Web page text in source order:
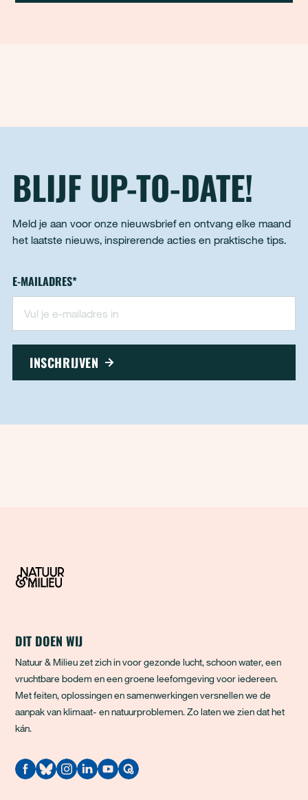
BLIJF UP-TO-DATE!
Meld je aan voor onze nieuwsbrief en ontvang elke maand
het laatste nieuws, inspirerende acties en praktische tips.
Nieuwsbrief - footer
" geeft vereiste velden aan
E-MAILADRES*
INSCHRIJVEN
DIT DOEN WIJ
Natuur & Milieu zet zich in voor gezonde lucht, schoon water, een
vruchtbare bodem en een groene leefomgeving voor iedereen.
Met feiten, oplossingen en samenwerkingen versnellen we de
aanpak van klimaat- en natuurproblemen. Zo laten we zien dat het
kán.
Quodari